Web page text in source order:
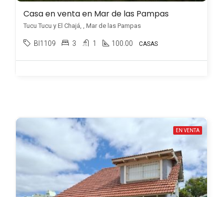
Casa en venta en Mar de las Pampas
Tucu Tucu y El Chajá, , Mar de las Pampas
BI1109 3 1 100.00 CASAS
EN VENTA